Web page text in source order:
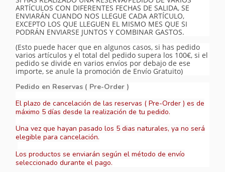
ARTÍCULOS CON DIFERENTES FECHAS DE SALIDA, SE
ENVIARÁN CUANDO NOS LLEGUE CADA ARTÍCULO,
EXCEPTO LOS QUE LLEGUEN EL MISMO MES QUE SI
PODRÁN ENVIARSE JUNTOS Y COMBINAR GASTOS.
(Esto puede hacer que en algunos casos, si has pedido
varios artículos y el total del pedido supera los 100€, si el
pedido se divide en varios envíos por debajo de ese
importe, se anule la promoción de Envío Gratuito)
Pedido en Reservas ( Pre-Order )
El plazo de cancelación de las reservas ( Pre-Order ) es de
máximo 5 días desde la realización de tu pedido.
Una vez que hayan pasado los 5 dias naturales, ya no será
elegible para cancelación.
Los productos se enviarán según el método de envío
seleccionado durante el pago.